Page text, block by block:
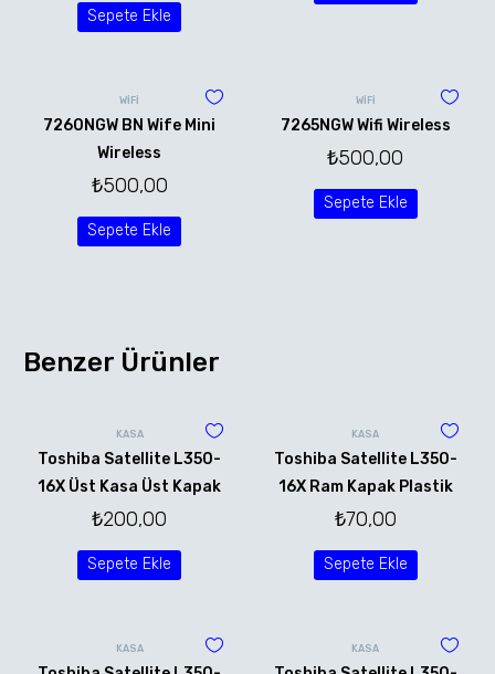
Sepete Ekle
WİFİ
7260NGW BN Wife Mini
Wireless
₺500,00
Sepete Ekle
WİFİ
7265NGW Wifi Wireless
₺500,00
Sepete Ekle
Benzer Ürünler
KASA
Toshiba Satellite L350-
16X Üst Kasa Üst Kapak
₺200,00
Sepete Ekle
KASA
Toshiba Satellite L350-
16X Ram Kapak Plastik
₺70,00
Sepete Ekle
KASA KASA